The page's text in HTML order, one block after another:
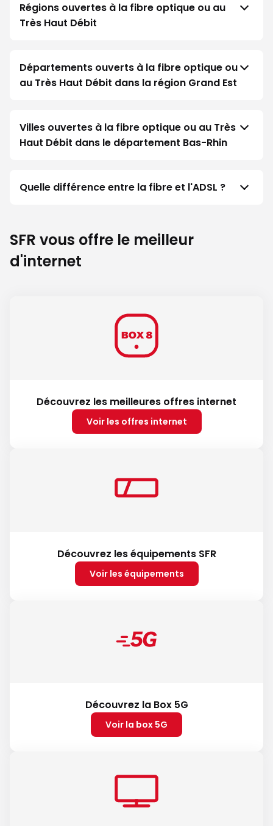
Régions ouvertes à la fibre optique ou au
Très Haut Débit
Départements ouverts à la fibre optique ou
au Très Haut Débit dans la région Grand Est
Villes ouvertes à la fibre optique ou au Très
Haut Débit dans le département Bas-Rhin
Quelle différence entre la fibre et l'ADSL ?
SFR vous offre le meilleur
d'internet
Découvrez les meilleures offres internet
Voir les offres internet
Découvrez les équipements SFR
Voir les équipements
Découvrez la Box 5G
Voir la box 5G